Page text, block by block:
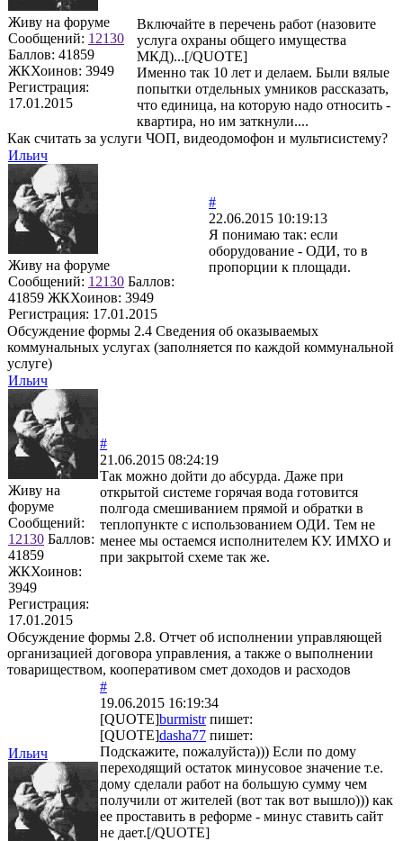
Живу на форуме
Сообщений: 12130
Баллов: 41859
ЖКХоинов: 3949
Регистрация:
17.01.2015
Включайте в перечень работ (назовите
услуга охраны общего имущества
МКД)...[/QUOTE]
Именно так 10 лет и делаем. Были вялые
попытки отдельных умников рассказать,
что единица, на которую надо относить -
квартира, но им заткнули....
Как считать за услуги ЧОП, видеодомофон и мультисистему?
Ильич
Живу на форуме
Сообщений: 12130 Баллов:
41859 ЖКХоинов: 3949
Регистрация: 17.01.2015
#
22.06.2015 10:19:13
Я понимаю так: если
оборудование - ОДИ, то в
пропорции к площади.
Обсуждение формы 2.4 Сведения об оказываемых
коммунальных услугах (заполняется по каждой коммунальной
услуге)
Ильич
Живу на
форуме
Сообщений:
12130 Баллов:
41859
ЖКХоинов:
3949
Регистрация:
17.01.2015
#
21.06.2015 08:24:19
Так можно дойти до абсурда. Даже при
открытой системе горячая вода готовится
полгода смешиванием прямой и обратки в
теплопункте с использованием ОДИ. Тем не
менее мы остаемся исполнителем КУ. ИМХО и
при закрытой схеме так же.
Обсуждение формы 2.8. Отчет об исполнении управляющей
организацией договора управления, а также о выполнении
товариществом, кооперативом смет доходов и расходов
Ильич
#
19.06.2015 16:19:34
[QUOTE]burmistrпишет:
[QUOTE]dasha77 пишет:
Подскажите, пожалуйста))) Если по дому
переходящий остаток минусовое значение т.е.
дому сделали работ на большую сумму чем
получили от жителей (вот так вот вышло))) как
ее проставить в реформе - минус ставить сайт
не дает.[/QUOTE]